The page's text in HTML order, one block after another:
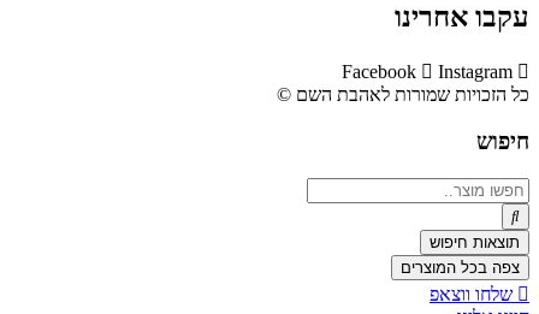
עקבו אחרינו
Facebook
Instagram
כל הזכויות שמורות לאהבת השם ©​
חיפוש
Search
...
תוצאות חיפוש
צפה בכל המוצרים
שלחו ווצאפ